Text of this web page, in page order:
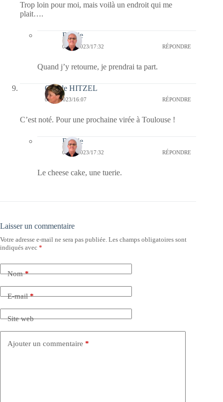
Trop loin pour moi, mais voilà un endroit qui me
plait….
Bernie
05/10/2023/17:32 RÉPONDRE
Quand j’y retourne, je prendrai ta part.
Claude HITZEL
04/10/2023/16:07 RÉPONDRE
C’est noté. Pour une prochaine virée à Toulouse !
Bernie
05/10/2023/17:32 RÉPONDRE
Le cheese cake, une tuerie.
Laisser un commentaire
Votre adresse e-mail ne sera pas publiée. Les champs obligatoires sont
indiqués avec *
Nom*
E-mail*
Site web
Ajouter un commentaire *